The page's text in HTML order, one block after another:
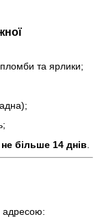
та ярлики;
не більше 14 днів
адресою: